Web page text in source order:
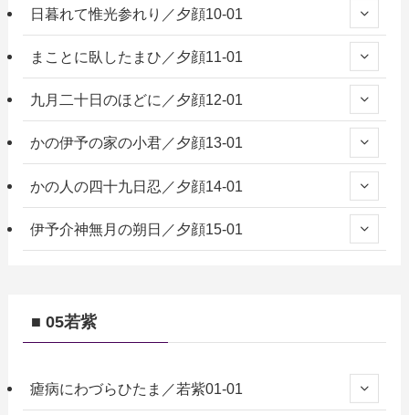
日暮れて惟光参れり／夕顔10-01
まことに臥したまひ／夕顔11-01
九月二十日のほどに／夕顔12-01
かの伊予の家の小君／夕顔13-01
かの人の四十九日忍／夕顔14-01
伊予介神無月の朔日／夕顔15-01
■ 05若紫
瘧病にわづらひたま／若紫01-01